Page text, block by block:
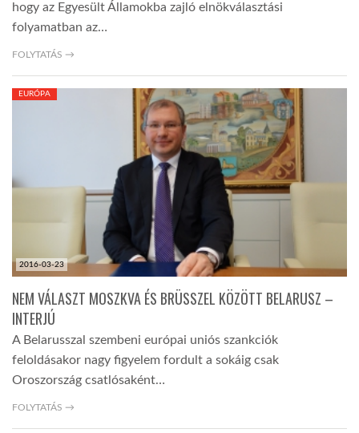
hogy az Egyesült Államokba zajló elnökválasztási
folyamatban az…
FOLYTATÁS →
2016-03-23
EURÓPA
NEM VÁLASZT MOSZKVA ÉS BRÜSSZEL KÖZÖTT BELARUSZ –
INTERJÚ
A Belarusszal szembeni európai uniós szankciók
feloldásakor nagy figyelem fordult a sokáig csak
Oroszország csatlósaként…
FOLYTATÁS →